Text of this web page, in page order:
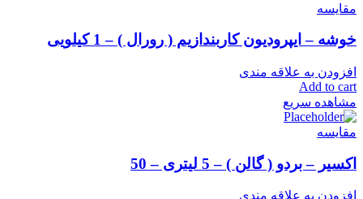
مقایسه
خوشه – ایپرودیون کاربندازیم ( رورال ) – 1 کیلویی
افزودن به علاقه مندی
Add to cart
مشاهده سریع
مقایسه
اکسیر – بردو ( گالن ) – 5 لیتری – 50
افزودن به علاقه مندی